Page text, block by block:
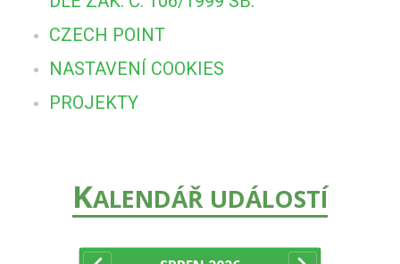
CZECH POINT
NASTAVENÍ COOKIES
PROJEKTY
KALENDÁŘ UDÁLOSTÍ